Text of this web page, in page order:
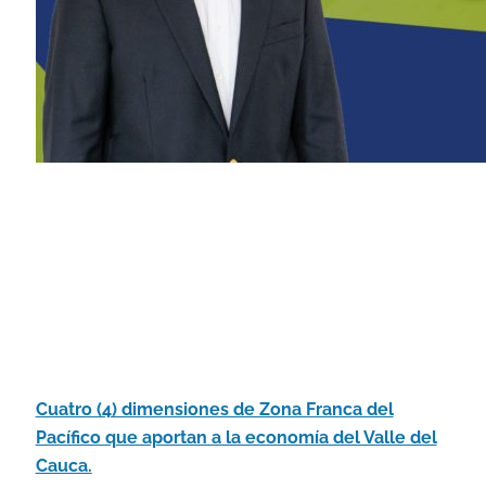
Cuatro (4) dimensiones de Zona Franca del
Pacífico que aportan a la economía del Valle del
Cauca.